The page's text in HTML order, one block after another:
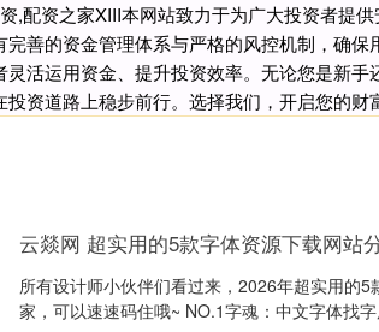
,配资之家XIII‌本网站致力于为广大投资者提
善的资金管理体系与严格的风控机制，确
活运用资金、提升投资效率。无论您是新
资道路上稳步前行。选择我们，开启您的财
云燚网 超实用的5款字体资源下载网站
所有设计师小伙伴们看过来，2026年超实用的
家，可以速速码住哦~ NO.1字魂：中文字体找